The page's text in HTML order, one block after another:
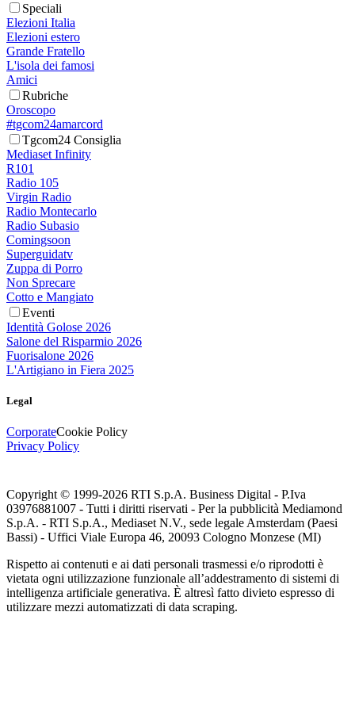
Speciali
Elezioni Italia
Elezioni estero
Grande Fratello
L'isola dei famosi
Amici
Rubriche
Oroscopo
#tgcom24amarcord
Tgcom24 Consiglia
Mediaset Infinity
R101
Radio 105
Virgin Radio
Radio Montecarlo
Radio Subasio
Comingsoon
Superguidatv
Zuppa di Porro
Non Sprecare
Cotto e Mangiato
Eventi
Identità Golose 2026
Salone del Risparmio 2026
Fuorisalone 2026
L'Artigiano in Fiera 2025
Legal
CorporateCookie Policy
Privacy Policy
Copyright © 1999-2026 RTI S.p.A. Business Digital - P.Iva
03976881007 - Tutti i diritti riservati - Per la pubblicità Mediamond
S.p.A. - RTI S.p.A., Mediaset N.V., sede legale Amsterdam (Paesi
Bassi) - Uffici Viale Europa 46, 20093 Cologno Monzese (MI)
Rispetto ai contenuti e ai dati personali trasmessi e/o riprodotti è
vietata ogni utilizzazione funzionale all’addestramento di sistemi di
intelligenza artificiale generativa. È altresì fatto divieto espresso di
utilizzare mezzi automatizzati di data scraping.